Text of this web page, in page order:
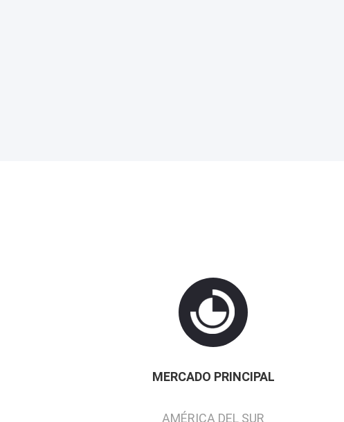
MERCADO PRINCIPAL
AMÉRICA DEL SUR